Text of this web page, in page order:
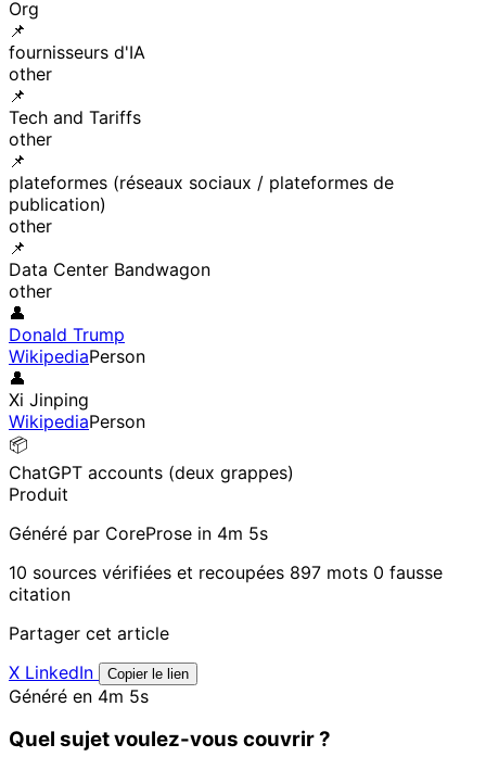
Org
📌
fournisseurs d'IA
other
📌
Tech and Tariffs
other
📌
plateformes (réseaux sociaux / plateformes de
publication)
other
📌
Data Center Bandwagon
other
👤
Donald Trump
WikipediaPerson
👤
Xi Jinping
WikipediaPerson
📦
ChatGPT accounts (deux grappes)
Produit
Généré par CoreProse in 4m 5s
10 sources vérifiées et recoupées 897 mots 0 fausse
citation
Partager cet article
X LinkedIn Copier le lien
Généré en 4m 5s
Quel sujet voulez-vous couvrir ?